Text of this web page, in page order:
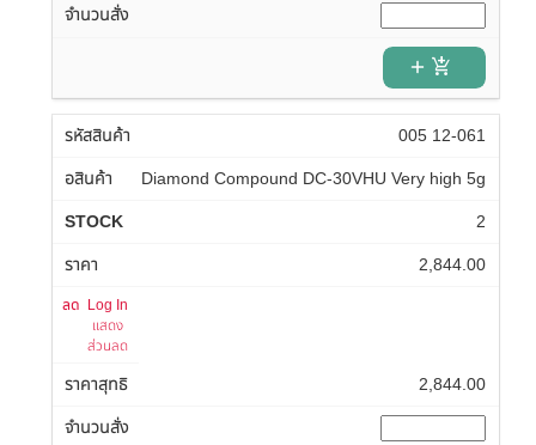
add_shopping_cart
005 12-061
Diamond Compound DC-30VHU Very high 5g
2
2,844.00
Log In
แสดง
ส่วนลด
2,844.00